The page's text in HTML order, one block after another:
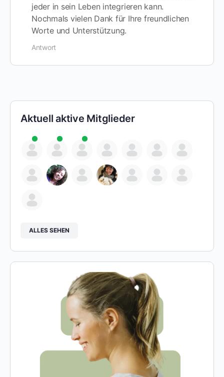
jeder in sein Leben integrieren kann.
Nochmals vielen Dank für Ihre freundlichen
Worte und Unterstützung.
Antwort
Aktuell aktive Mitglieder
ALLES SEHEN